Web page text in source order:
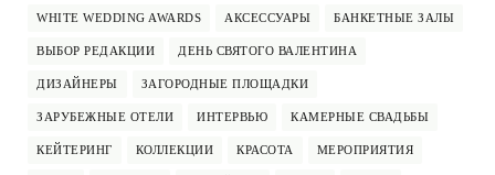
WHITE WEDDING AWARDS АКСЕССУАРЫ БАНКЕТНЫЕ ЗАЛЫ
ВЫБОР РЕДАКЦИИ ДЕНЬ СВЯТОГО ВАЛЕНТИНА
ДИЗАЙНЕРЫ ЗАГОРОДНЫЕ ПЛОЩАДКИ
ЗАРУБЕЖНЫЕ ОТЕЛИ ИНТЕРВЬЮ КАМЕРНЫЕ СВАДЬБЫ
КЕЙТЕРИНГ КОЛЛЕКЦИИ КРАСОТА МЕРОПРИЯТИЯ